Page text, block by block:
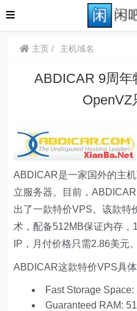
主页 主机域名
ABDICAR 9周
OpenVZ
ABDICAR是一家国外的主
立服务器。目前，
出了一款特价VPS。该款特
术，配备512MB保证内存，
IP，月付价格只需2.86美元。
ABDICAR这款特价VPS具体
Fast Storage Space:
Guaranteed RAM: